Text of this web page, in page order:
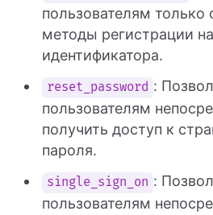
пользователям только
методы регистрации
идентификатора.
reset_password :
пользователям
получить доступ к
пароля.
single_sign_on :
пользователям